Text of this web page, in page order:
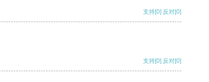
支持[0] 反对[0]
支持[0] 反对[0]